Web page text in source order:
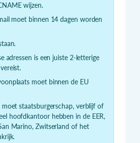
wijzen.
moet binnen 14 dagen worden
adressen is een juiste 2-letterige
moet binnen de EU
staatsburgerschap, verblijf of
hoofdkantoor hebben in de EER,
Marino, Zwitserland of het